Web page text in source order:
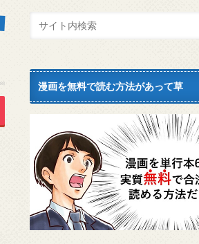
漫画を無料で読む方法があって草